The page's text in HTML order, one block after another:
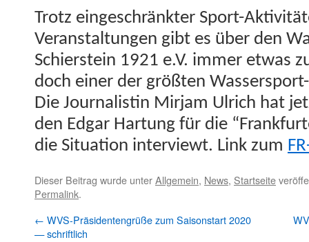
Trotz eingeschränk­ter Sport-
Ver­anstal­tun­gen gibt es über den
Schier­stein 1921 e.V. immer etwas
doch ein­er der größten
Die Jour­nal­istin Mir­jam Ulrich hat
den Edgar Har­tung für die
die Sit­u­a­tion inter­viewt. Link zum
Dieser Beitrag wurde unterAllgemein, News, Startseite
Permalink.
← WVS-Präsidentengrüße zum Saisonstart 2020
— schriftlich